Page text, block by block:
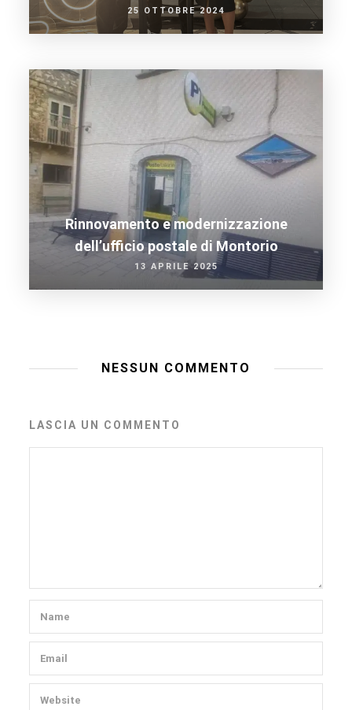
25 OTTOBRE 2024
Rinnovamento e modernizzazione
dell’ufficio postale di Montorio
13 APRILE 2025
NESSUN COMMENTO
LASCIA UN COMMENTO